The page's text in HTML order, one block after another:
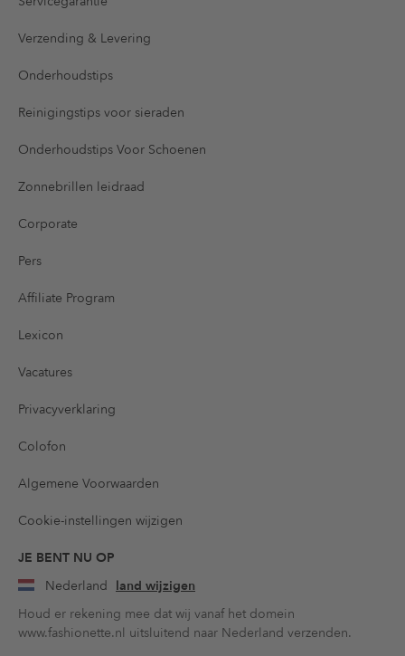
Verzending & Levering
Onderhoudstips
Reinigingstips voor sieraden
Onderhoudstips Voor Schoenen
Zonnebrillen leidraad
Corporate
Pers
Affiliate Program
Lexicon
Vacatures
Privacyverklaring
Colofon
Algemene Voorwaarden
Cookie-instellingen wijzigen
JE BENT NU OP
Nederland land wijzigen
Houd er rekening mee dat wij vanaf het domein
www.fashionette.nl uitsluitend naar Nederland verzenden.